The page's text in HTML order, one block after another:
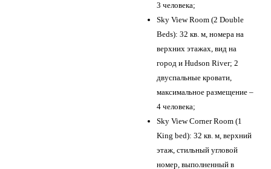
3 человека;
Sky View Room (2 Double
Beds): 32 кв. м, номера на
верхних этажах, вид на
город и Hudson River; 2
двуспальные кровати,
максимальное размещение –
4 человека;
Sky View Corner Room (1
King bed): 32 кв. м, верхний
этаж, стильный угловой
номер, выполненный в